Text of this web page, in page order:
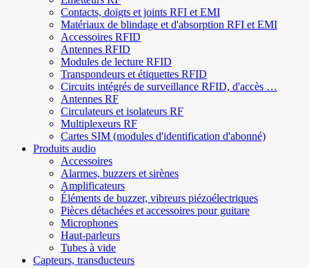
Contacts, doigts et joints RFI et EMI
Matériaux de blindage et d'absorption RFI et EMI
Accessoires RFID
Antennes RFID
Modules de lecture RFID
Transpondeurs et étiquettes RFID
Circuits intégrés de surveillance RFID, d'accès …
Antennes RF
Circulateurs et isolateurs RF
Multiplexeurs RF
Cartes SIM (modules d'identification d'abonné)
Produits audio
Accessoires
Alarmes, buzzers et sirènes
Amplificateurs
Éléments de buzzer, vibreurs piézoélectriques
Pièces détachées et accessoires pour guitare
Microphones
Haut-parleurs
Tubes à vide
Capteurs, transducteurs